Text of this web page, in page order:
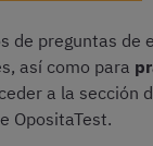
de preguntas de
así como para
a la sección
OpositaTest.